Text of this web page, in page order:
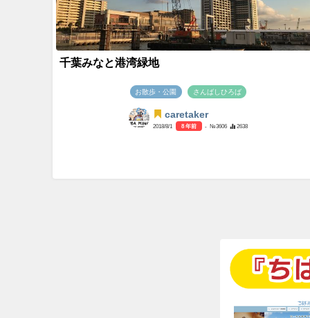
千葉みなと港湾緑地
お散歩・公園 さんばしひろば
caretaker
2018/8/1 8 年前 - №3606 2638